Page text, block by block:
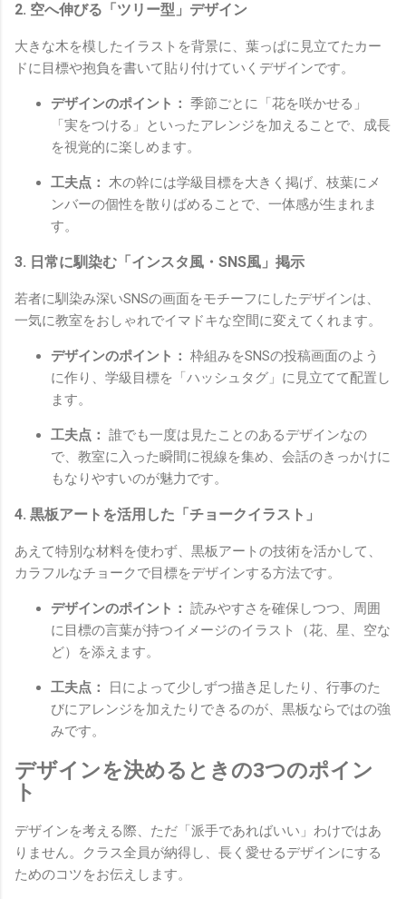
2. 空へ伸びる「ツリー型」デザイン
大きな木を模したイラストを背景に、葉っぱに見立てたカー
ドに目標や抱負を書いて貼り付けていくデザインです。
デザインのポイント： 季節ごとに「花を咲かせる」
「実をつける」といったアレンジを加えることで、成長
を視覚的に楽しめます。
工夫点： 木の幹には学級目標を大きく掲げ、枝葉にメ
ンバーの個性を散りばめることで、一体感が生まれま
す。
3. 日常に馴染む「インスタ風・SNS風」掲示
若者に馴染み深いSNSの画面をモチーフにしたデザインは、
一気に教室をおしゃれでイマドキな空間に変えてくれます。
デザインのポイント： 枠組みをSNSの投稿画面のよう
に作り、学級目標を「ハッシュタグ」に見立てて配置し
ます。
工夫点： 誰でも一度は見たことのあるデザインなの
で、教室に入った瞬間に視線を集め、会話のきっかけに
もなりやすいのが魅力です。
4. 黒板アートを活用した「チョークイラスト」
あえて特別な材料を使わず、黒板アートの技術を活かして、
カラフルなチョークで目標をデザインする方法です。
デザインのポイント： 読みやすさを確保しつつ、周囲
に目標の言葉が持つイメージのイラスト（花、星、空な
ど）を添えます。
工夫点：
日によって少しずつ描き足したり、行事のた
びにアレンジを加えたりできるのが、黒板ならではの強
みです。
デザインを決めるときの3つのポイン
ト
デザインを考える際、ただ「派手であればいい」わけではあ
りません。クラス全員が納得し、長く愛せるデザインにする
ためのコツをお伝えします。